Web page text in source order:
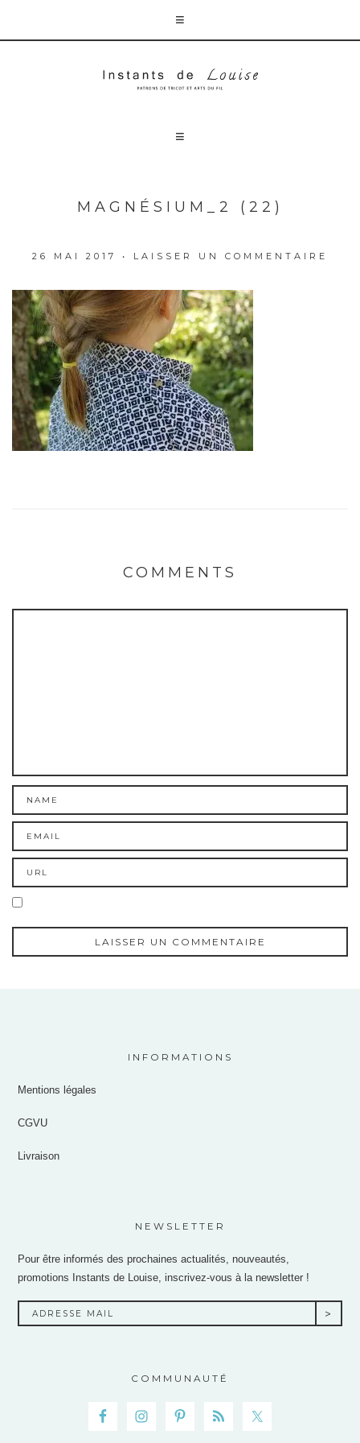
MAGNÉSIUM_2 (22)
26 MAI 2017 • LAISSER UN COMMENTAIRE
COMMENTS
INFORMATIONS
Mentions légales
CGVU
Livraison
NEWSLETTER
Pour être informés des prochaines actualités, nouveautés,
promotions Instants de Louise, inscrivez-vous à la newsletter !
COMMUNAUTÉ